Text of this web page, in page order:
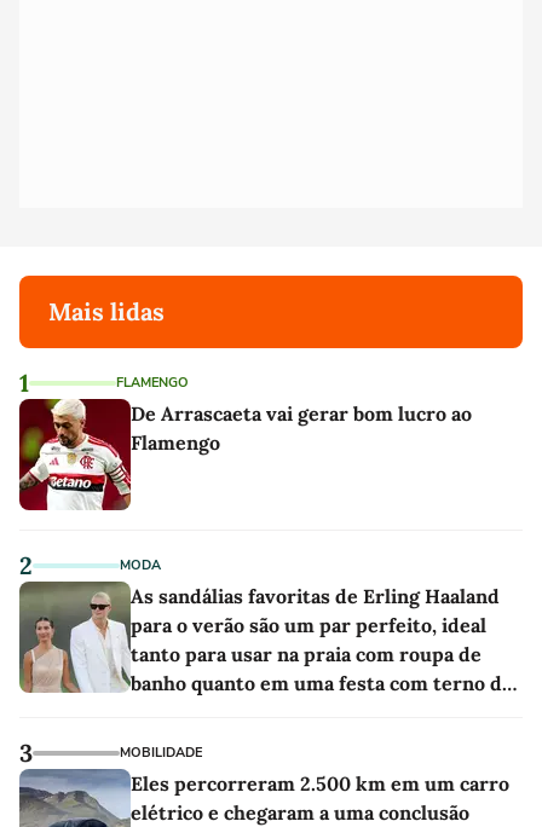
Mais lidas
1 FLAMENGO
De Arrascaeta vai gerar bom lucro ao
Flamengo
2 MODA
As sandálias favoritas de Erling Haaland
para o verão são um par perfeito, ideal
tanto para usar na praia com roupa de
banho quanto em uma festa com terno de
3 MOBILIDADE
Eles percorreram 2.500 km em um carro
elétrico e chegaram a uma conclusão